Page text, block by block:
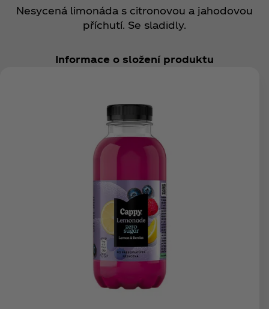
Nesycená limonáda s citronovou a jahodovou
příchutí. Se sladidly.
Informace o složení produktu